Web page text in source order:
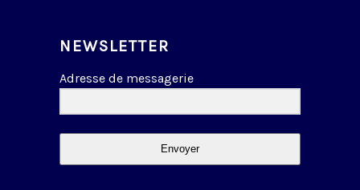
NEWSLETTER
Adresse de messagerie
Envoyer